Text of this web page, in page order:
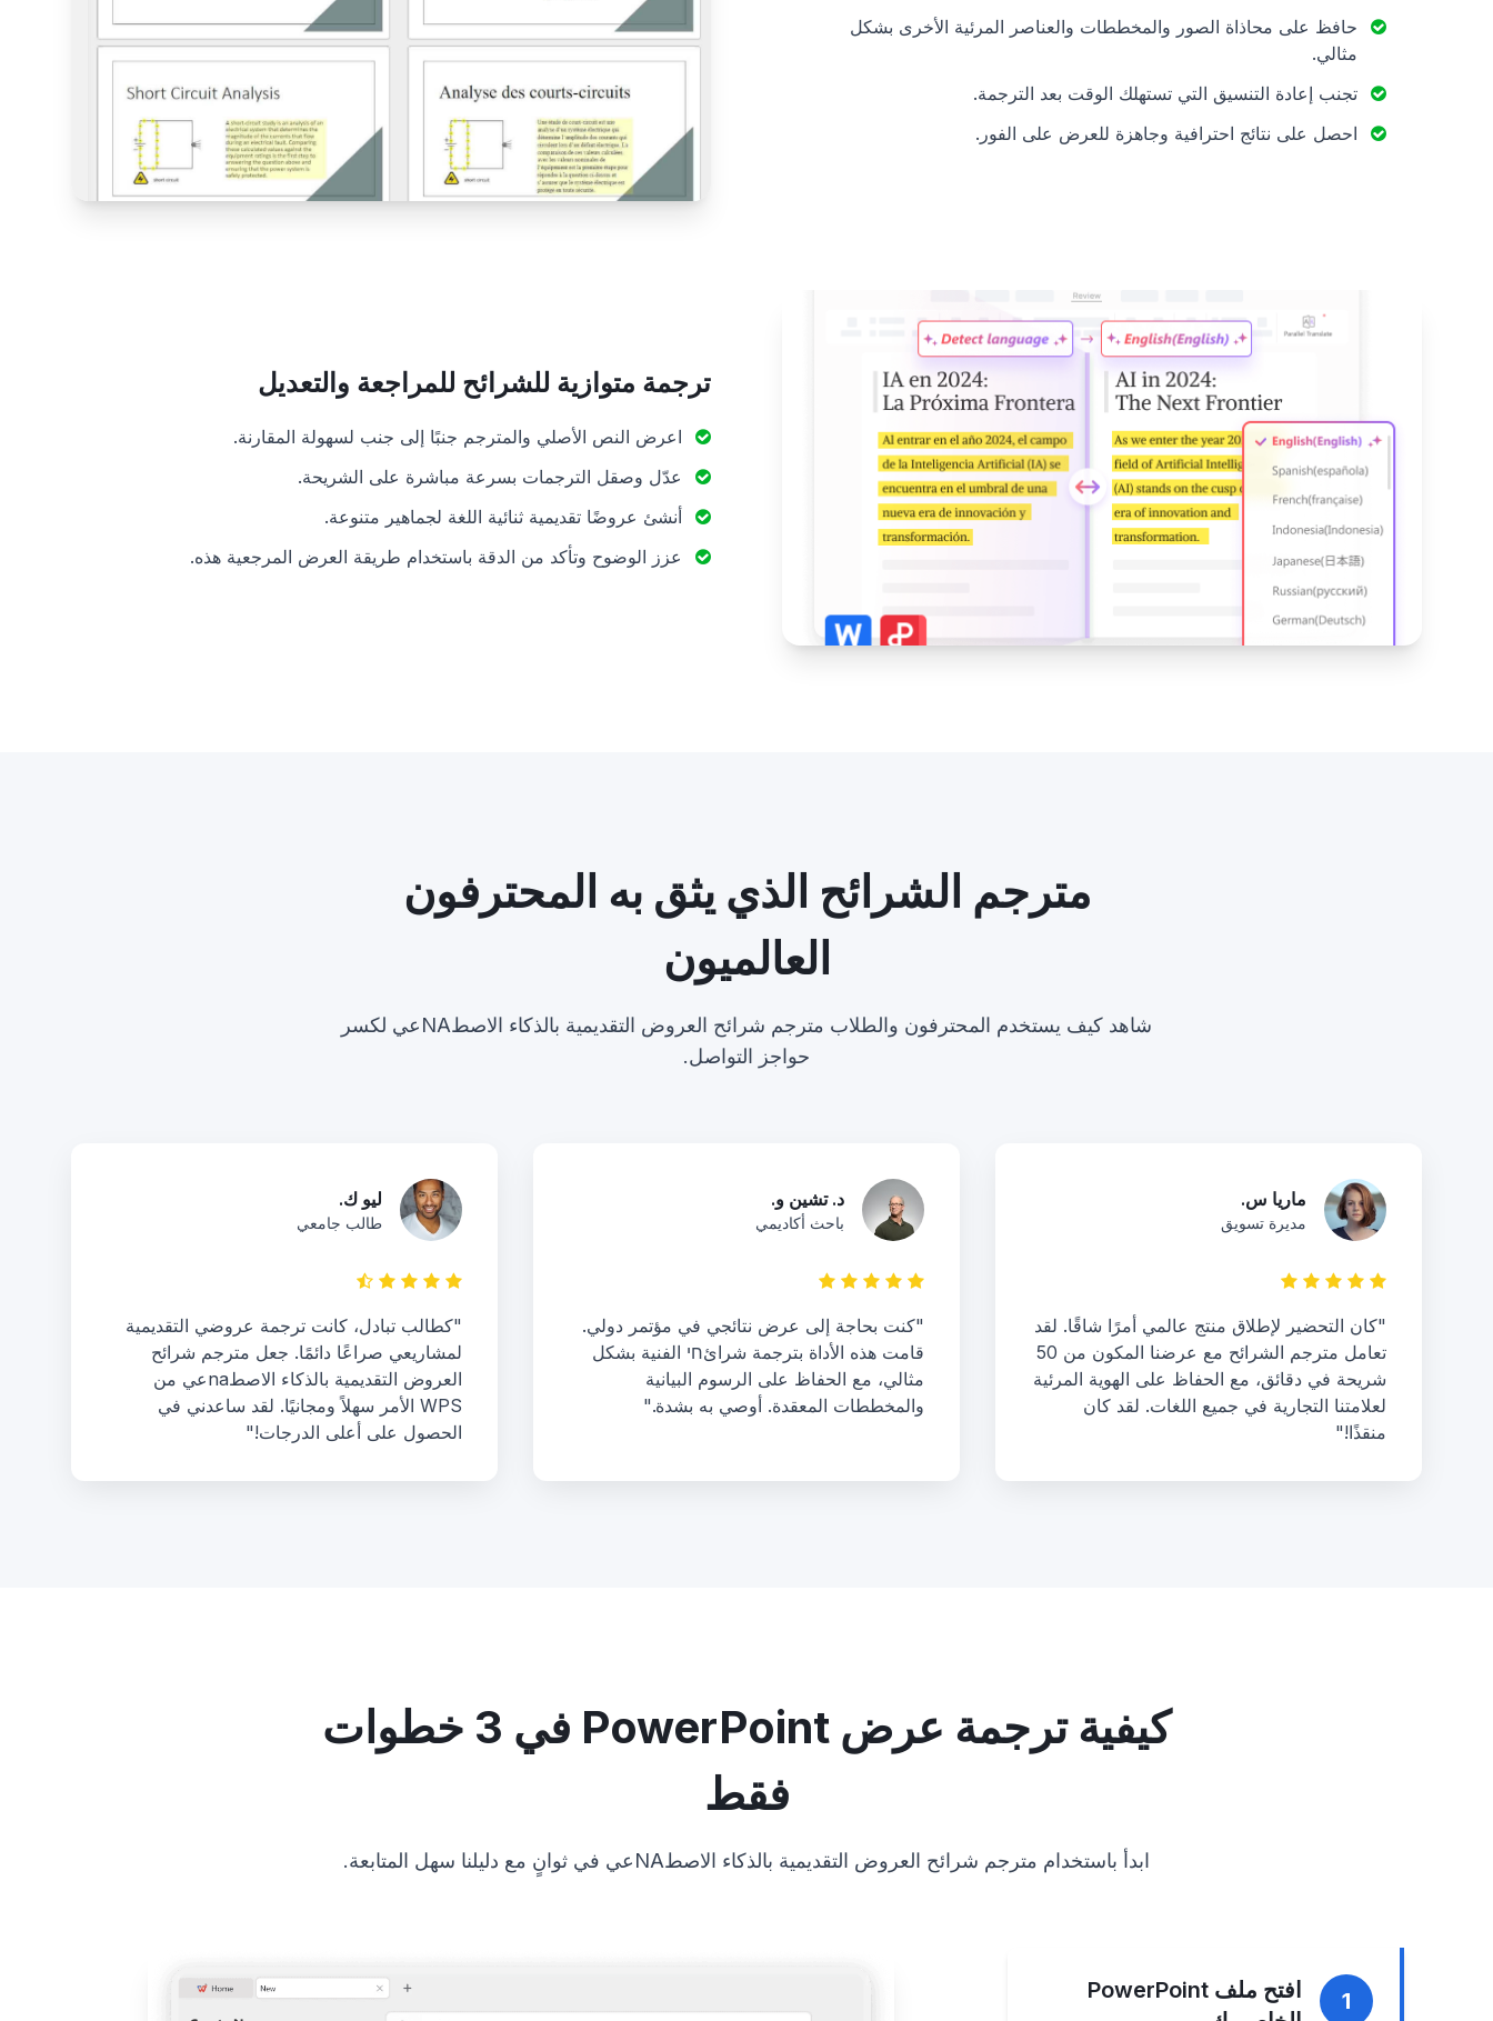
حافظ على محاذاة الصور والمخططات والعناصر المرئية الأخرى بشكل
مثالي.
تجنب إعادة التنسيق التي تستهلك الوقت بعد الترجمة.
احصل على نتائج احترافية وجاهزة للعرض على الفور.
ترجمة متوازية للشرائح للمراجعة والتعديل
اعرض النص الأصلي والمترجم جنبًا إلى جنب لسهولة المقارنة.
عدّل وصقل الترجمات بسرعة مباشرة على الشريحة.
أنشئ عروضًا تقديمية ثنائية اللغة لجماهير متنوعة.
عزز الوضوح وتأكد من الدقة باستخدام طريقة العرض المرجعية هذه.
مترجم الشرائح الذي يثق به المحترفون
العالميون
شاهد كيف يستخدم المحترفون والطلاب مترجم شرائح العروض التقديمية بالذكاء الاصطNAعي لكسر
حواجز التواصل.
ماريا س.
مديرة تسويق
"كان التحضير لإطلاق منتج عالمي أمرًا شاقًا. لقد
تعامل مترجم الشرائح مع عرضنا المكون من 50
شريحة في دقائق، مع الحفاظ على الهوية المرئية
لعلامتنا التجارية في جميع اللغات. لقد كان
منقذًا!"
د. تشين و.
باحث أكاديمي
"كنت بحاجة إلى عرض نتائجي في مؤتمر دولي.
قامت هذه الأداة بترجمة شرائחי الفنية بشكل
مثالي، مع الحفاظ على الرسوم البيانية
والمخططات المعقدة. أوصي به بشدة."
ليو ك.
طالب جامعي
"كطالب تبادل، كانت ترجمة عروضي التقديمية
لمشاريعي صراعًا دائمًا. جعل مترجم شرائح
العروض التقديمية بالذكاء الاصطnaعي من
WPS الأمر سهلاً ومجانيًا. لقد ساعدني في
الحصول على أعلى الدرجات!"
كيفية ترجمة عرض PowerPoint في 3 خطوات
فقط
ابدأ باستخدام مترجم شرائح العروض التقديمية بالذكاء الاصطNAعي في ثوانٍ مع دليلنا سهل المتابعة.
1
افتح ملف PowerPoint